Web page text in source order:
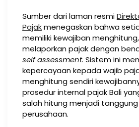
Sumber dari laman resmi
Pajakmenegaskan bahwa
memiliki kewajiban
melaporkan pajak dengan
self assessment. Sistem ini
kepercayaan kepada wajib
menghitung sendiri
prosedur internal pajak Bali
salah hitung menjadi
perusahaan.